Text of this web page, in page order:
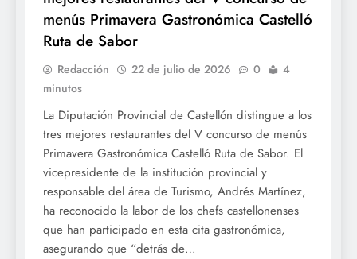
menús Primavera Gastronómica Castelló
Ruta de Sabor
Redacción 22 de julio de 2026 0
4
minutos
La Diputación Provincial de Castellón distingue a los
tres mejores restaurantes del V concurso de menús
Primavera Gastronómica Castelló Ruta de Sabor. El
vicepresidente de la institución provincial y
responsable del área de Turismo, Andrés Martínez,
ha reconocido la labor de los chefs castellonenses
que han participado en esta cita gastronómica,
asegurando que “detrás de…